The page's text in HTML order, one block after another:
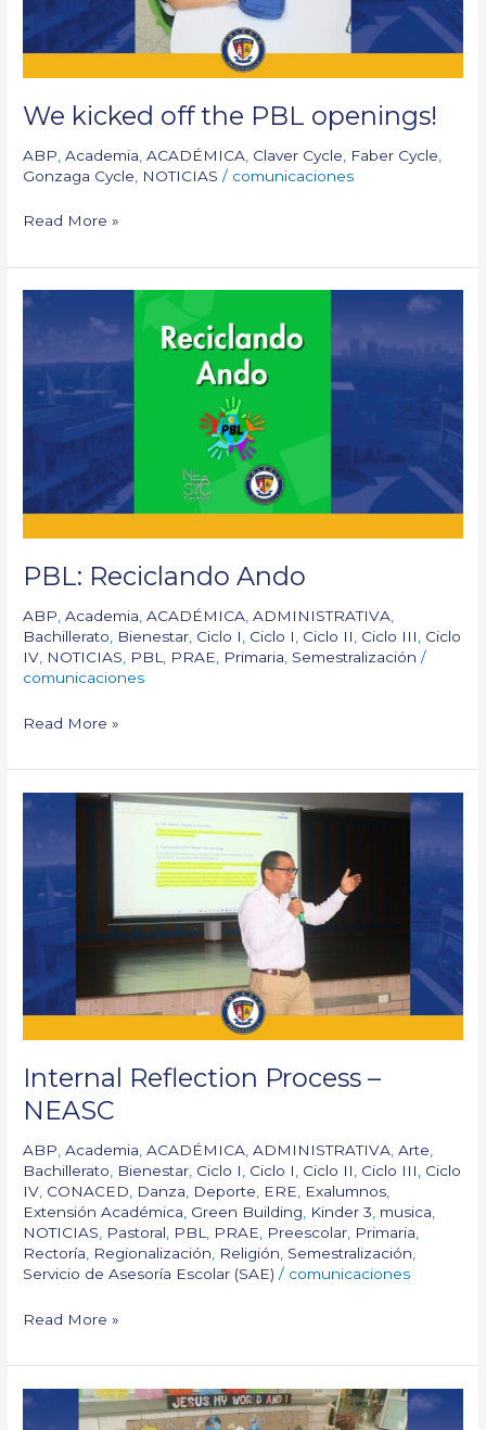
We kicked off the PBL openings!
ABP ,Academia ,ACADÉMICA Claver Cycle Faber Cycle
Gonzaga Cycle
NOTICIAS / comunicaciones
Read More »
PBL: Reciclando Ando
ABP ,Academia ,ACADÉMICA ,ADMINISTRATIVA
Bachillerato
Bienestar Ciclo I Ciclo I Ciclo II Ciclo III
Ciclo
IV NOTICIAS PBL PRAE Primaria Semestralización /
comunicaciones
PBL:
Reciclando
Read More »
Internal Reflection Process –
NEASC
ABP,Academia,ACADÉMICA,ADMINISTRATIVA,Arte,
Bachillerato, Bienestar, Ciclo I, Ciclo I, Ciclo II, Ciclo III, Ciclo
IV, CONACED, Danza, Deporte, ERE, Exalumnos,
Extensión Académica, Green Building, Kinder 3, musica,
NOTICIAS, Pastoral, PBL, PRAE, Preescolar, Primaria,
Rectoría, Regionalización, Religión, Semestralización,
Servicio de Asesoría Escolar (SAE) / comunicaciones
Internal
NEASC
Read More »
PBL
Openings: